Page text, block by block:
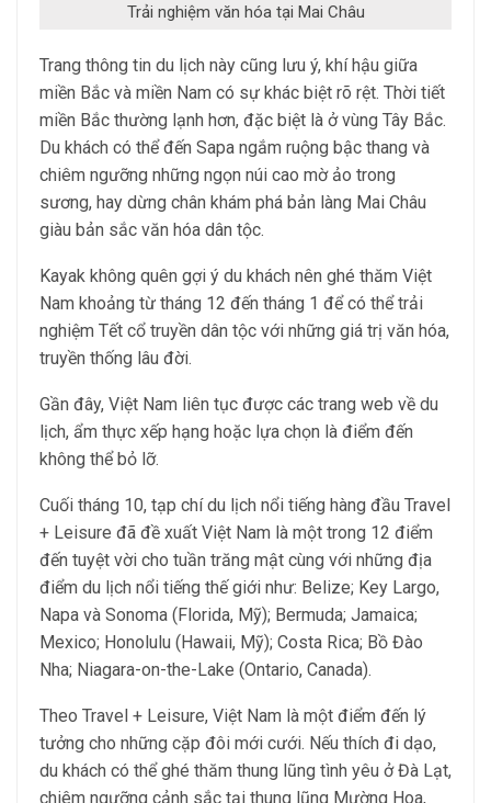
Trải nghiệm văn hóa tại Mai Châu
Trang thông tin du lịch này cũng lưu ý, khí hậu giữa
miền Bắc và miền Nam có sự khác biệt rõ rệt. Thời tiết
miền Bắc thường lạnh hơn, đặc biệt là ở vùng Tây Bắc.
Du khách có thể đến Sapa ngắm ruộng bậc thang và
chiêm ngưỡng những ngọn núi cao mờ ảo trong
sương, hay dừng chân khám phá bản làng Mai Châu
giàu bản sắc văn hóa dân tộc.
Kayak không quên gợi ý du khách nên ghé thăm Việt
Nam khoảng từ tháng 12 đến tháng 1 để có thể trải
nghiệm Tết cổ truyền dân tộc với những giá trị văn hóa,
truyền thống lâu đời.
Gần đây, Việt Nam liên tục được các trang web về du
lịch, ẩm thực xếp hạng hoặc lựa chọn là điểm đến
không thể bỏ lỡ.
Cuối tháng 10, tạp chí du lịch nổi tiếng hàng đầu Travel
+ Leisure đã đề xuất Việt Nam là một trong 12 điểm
đến tuyệt vời cho tuần trăng mật cùng với những địa
điểm du lịch nổi tiếng thế giới như: Belize; Key Largo,
Napa và Sonoma (Florida, Mỹ); Bermuda; Jamaica;
Mexico; Honolulu (Hawaii, Mỹ); Costa Rica; Bồ Đào
Nha; Niagara-on-the-Lake (Ontario, Canada).
Theo Travel + Leisure, Việt Nam là một điểm đến lý
tưởng cho những cặp đôi mới cưới. Nếu thích đi dạo,
du khách có thể ghé thăm thung lũng tình yêu ở Đà Lạt,
chiêm ngưỡng cảnh sắc tại thung lũng Mường Hoa,